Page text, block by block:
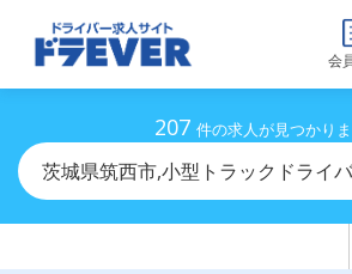
会
207 件の求人が見つかり
茨城県筑西市,小型トラックドライ